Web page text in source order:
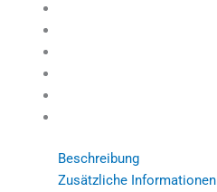
Beschreibung
Zusätzliche Informationen